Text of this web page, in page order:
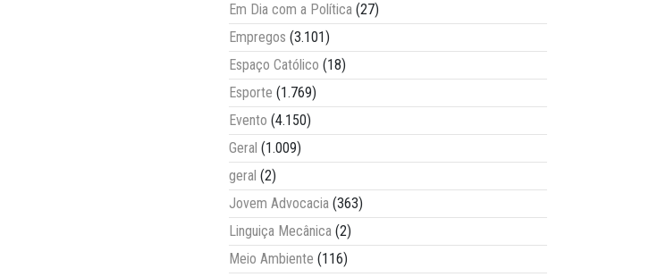
Em Dia com a Política (27)
Empregos (3.101)
Espaço Católico (18)
Esporte (1.769)
Evento (4.150)
Geral (1.009)
geral (2)
Jovem Advocacia (363)
Linguiça Mecânica (2)
Meio Ambiente (116)